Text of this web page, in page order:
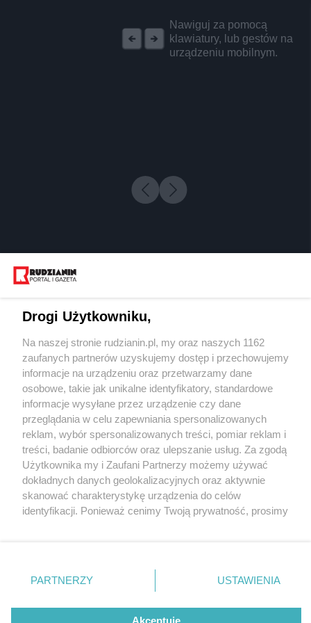
Nawiguj za pomocą
klawiatury, lub gestów na
urządzeniu mobilnym.
1 / 0
Wydawca mediów
Nie zapomnij
zapoznać się z:
polityką prywatności regulamin korzystania z portali
Twojemiasto
Piekary Śląskie
Chorzów
Tarnowskie Góry
Gliwice
Skontakuj sięz nami
Kontakt
Wydawca
Redakcja
Drogi Użytkowniku,
Na naszej stronie rudzianin.pl, my oraz naszych 1162
zaufanych partnerów uzyskujemy dostęp i przechowujemy
informacje na urządzeniu oraz przetwarzamy dane
osobowe, takie jak unikalne identyfikatory, standardowe
informacje wysyłane przez urządzenie czy dane
przeglądania w celu zapewniania spersonalizowanych
reklam, wybór spersonalizowanych treści, pomiar reklam i
treści, badanie odbiorców oraz ulepszanie usług. Za zgodą
Użytkownika my i Zaufani Partnerzy możemy używać
dokładnych danych geolokalizacyjnych oraz aktywnie
skanować charakterystykę urządzenia do celów
identyfikacji. Ponieważ cenimy Twoją prywatność, prosimy
prywatności znajdujący się w lewym dolnym rogu strony
. Niektóre rodzaje przetwarzania danych nie wymagają
zgody użytkownika, ale masz prawo sprzeciwić się
takiemu przetwarzaniu. Preferencje będą miały
PARTNERZY USTAWIENIA
Akceptuję